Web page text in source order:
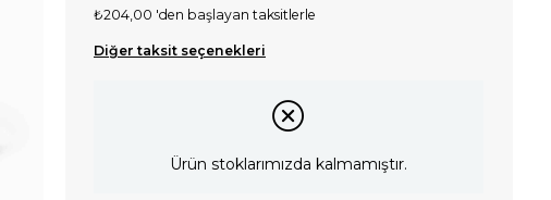
₺204,00 'den başlayan taksitlerle
Diğer taksit seçenekleri
Ürün stoklarımızda kalmamıştır.